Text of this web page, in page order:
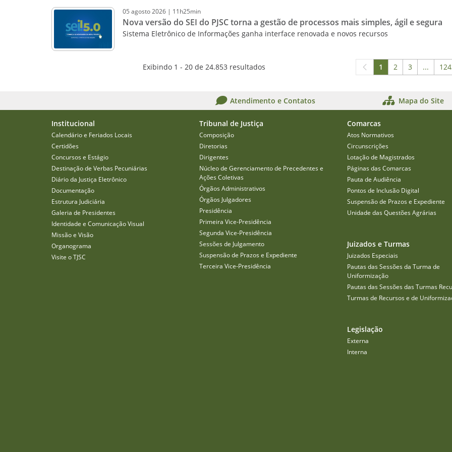
05 agosto2026 | 11h25min
Nova versão do SEI do PJSC torna a gestão de processos mais simples, ágil e segura
Sistema Eletrônico de Informações ganha interface renovada e novos recursos
Exibindo 1 - 20 de 24.853 resultados Página
1 Página
2 Página
3 ...
Atendimento e Contatos Mapa do Site
Institucional
Calendário e Feriados Locais
Certidões
Concursos e Estágio
Destinação de Verbas Pecuniárias
Diário da Justiça Eletrônico
Documentação
Estrutura Judiciária
Galeria de Presidentes
Identidade e Comunicação Visual
Missão e Visão
Organograma
Visite o TJSC
Tribunal de Justiça
Composição
Diretorias
Dirigentes
Núcleo de Gerenciamento de Precedentes e
Ações Coletivas
Órgãos Administrativos
Órgãos Julgadores
Presidência
Primeira Vice-Presidência
Segunda Vice-Presidência
Sessões de Julgamento
Suspensão de Prazos e Expediente
Terceira Vice-Presidência
Comarcas
Atos Normativos
Circunscrições
Lotação de Magistrados
Páginas das Comarcas
Pauta de Audiência
Pontos de Inclusão Digital
Suspensão de Prazos e Expediente
Unidade das Questões Agrárias
Juizados e Turmas
Juizados Especiais
Pautas das Sessões da Turma de
Uniformização
Pautas das Sessões das Turmas
Turmas de Recursos e de
Legislação
Externa
Interna